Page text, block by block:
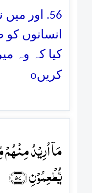
56. اور
انسانوں
کیا کہ وہ
کریںo
مَاۤ اُرِیۡدُ
یُّطۡعِمُوۡنِ ﴿۵۷﴾